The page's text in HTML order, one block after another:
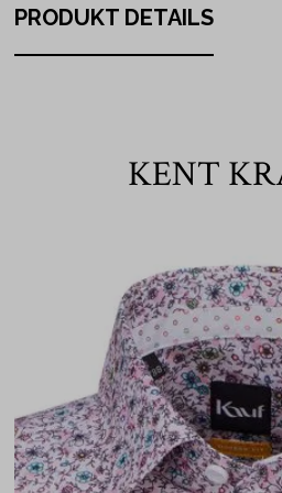
PRODUKT DETAILS
KENT